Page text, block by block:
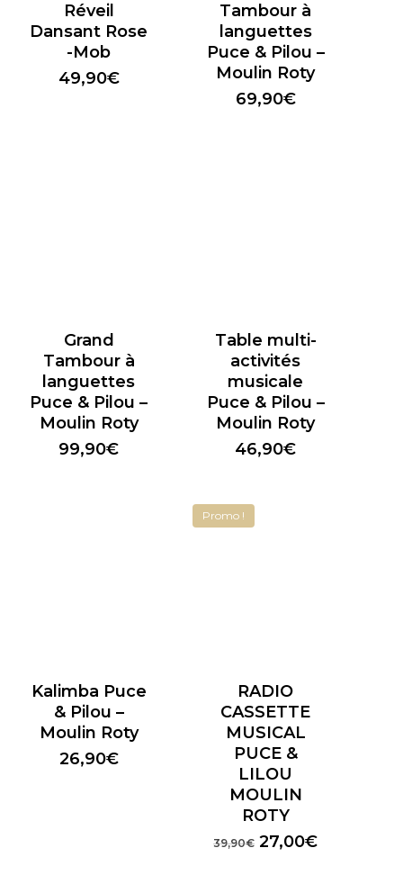
Réveil
Dansant Rose
-Mob
49,90€
Tambour à
languettes
Puce & Pilou –
Moulin Roty
69,90€
Grand
Tambour à
languettes
Puce & Pilou –
Moulin Roty
99,90€
Table multi-
activités
musicale
Puce & Pilou –
Moulin Roty
46,90€
Kalimba Puce
& Pilou –
Moulin Roty
26,90€
Promo !
RADIO
CASSETTE
MUSICAL
PUCE &
LILOU
MOULIN
ROTY
39,90€ Le
27,00€Le